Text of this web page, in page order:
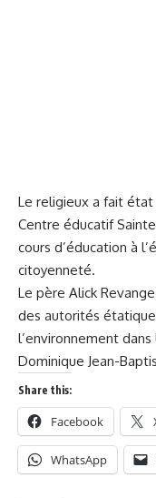
Le religieux a fait état
Centre éducatif
cours d’éducation à
citoyenneté.
Le père Alick
des autorités
l’environnement
Dominique Jean-
Share this:
Facebook
WhatsApp